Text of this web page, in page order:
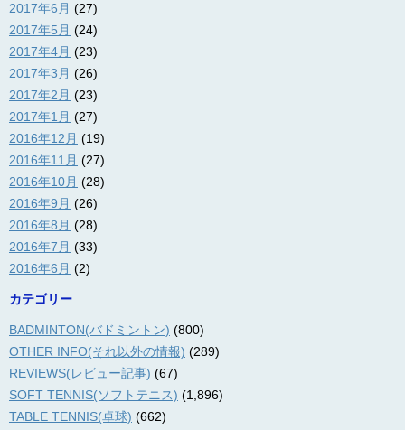
2017年6月 (27)
2017年5月 (24)
2017年4月 (23)
2017年3月 (26)
2017年2月 (23)
2017年1月 (27)
2016年12月 (19)
2016年11月 (27)
2016年10月 (28)
2016年9月 (26)
2016年8月 (28)
2016年7月 (33)
2016年6月 (2)
カテゴリー
BADMINTON(バドミントン) (800)
OTHER INFO(それ以外の情報) (289)
REVIEWS(レビュー記事) (67)
SOFT TENNIS(ソフトテニス) (1,896)
TABLE TENNIS(卓球) (662)